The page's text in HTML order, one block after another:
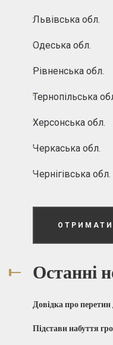
Львівська обл.
Одеська обл.
Рівненська обл.
Тернопільська
Херсонська обл.
Черкаська обл.
Чернігівська обл.
Останні
Довідка про
Підстави набуття